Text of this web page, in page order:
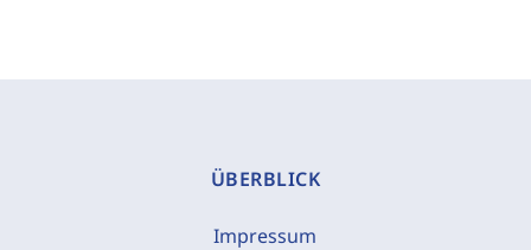
ÜBERBLICK
Impressum